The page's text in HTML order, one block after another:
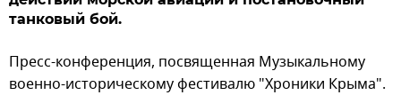
танковый бой.
Пресс-конференция, посвященная Музыкальному
военно-историческому фестивалю "Хроники Крыма".